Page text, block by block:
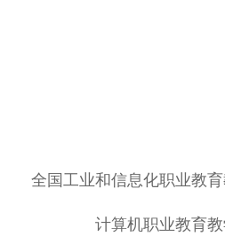
全国工业和信息化职业教
计算机职业教育